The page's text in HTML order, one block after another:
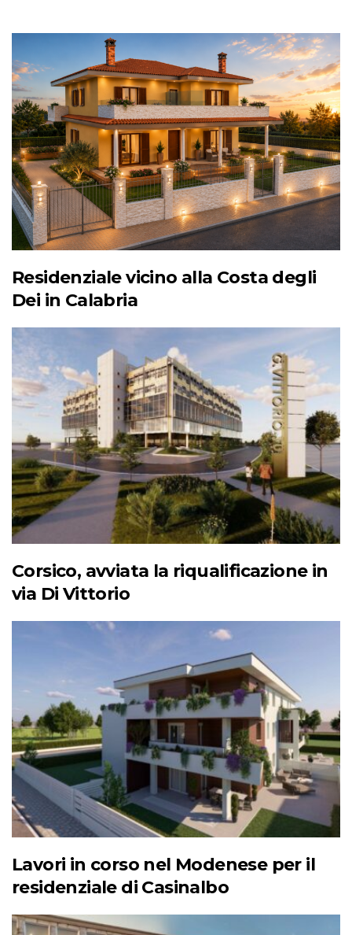
Residenziale vicino alla Costa degli
Dei in Calabria
Corsico, avviata la riqualificazione in
via Di Vittorio
Lavori in corso nel Modenese per il
residenziale di Casinalbo